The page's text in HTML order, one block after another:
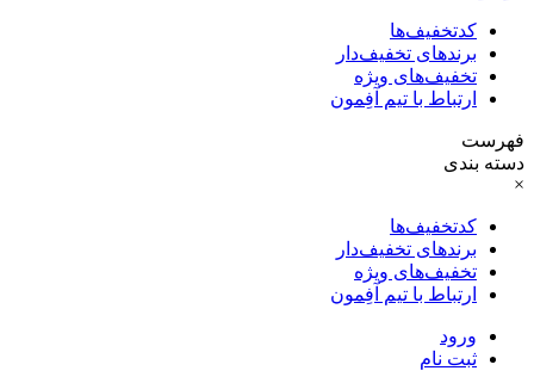
کدتخفیف‌ها
برندهای تخفیف‌دار
تخفیف‌های ویژه
ارتباط با تیم آفِمون
فهرست
دسته بندی
×
کدتخفیف‌ها
برندهای تخفیف‌دار
تخفیف‌های ویژه
ارتباط با تیم آفِمون
ورود
ثبت نام